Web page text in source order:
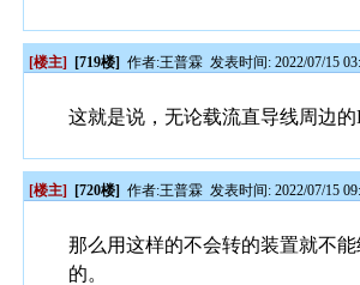
[楼主] [719楼] 作者:王普霖 发表时间: 2022/07/15
这就是说，无论载流直导线周边
[楼主] [720楼] 作者:王普霖 发表时间: 2022/07/15
那么用这样的不会转的装置就不
的。